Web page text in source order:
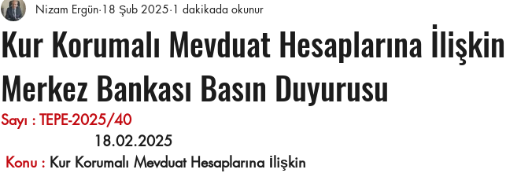
Kur Korumalı Mevduat Hesaplarına İlişkin
Merkez Bankası Basın Duyurusu
Nizam Ergün 18 Şub 2025 1 dakikada okunur
Sayı : TEPE-2025/
18.02.2025
Konu : Kur Korumalı Mevduat Hesaplarına İlişkin